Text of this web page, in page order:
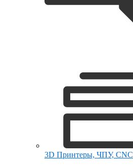
3D Принтеры, ЧПУ, CNC